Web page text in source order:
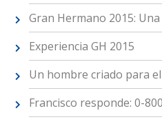
Gran Hermano 2015:
Experiencia GH 2015
Un hombre criado para
Francisco responde: 0-